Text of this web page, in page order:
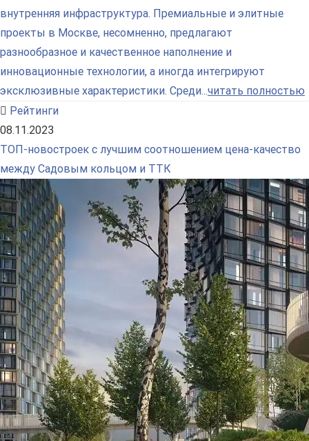
внутренняя инфраструктура. Премиальные и элитные
проекты в Москве, несомненно, предлагают
разнообразное и качественное наполнение и
инновационные технологии, а иногда интегрируют
эксклюзивные характеристики. Среди...читать полностью
Рейтинги
08.11.2023
ТОП-новостроек с лучшим соотношением цена-качество
между Садовым кольцом и ТТК